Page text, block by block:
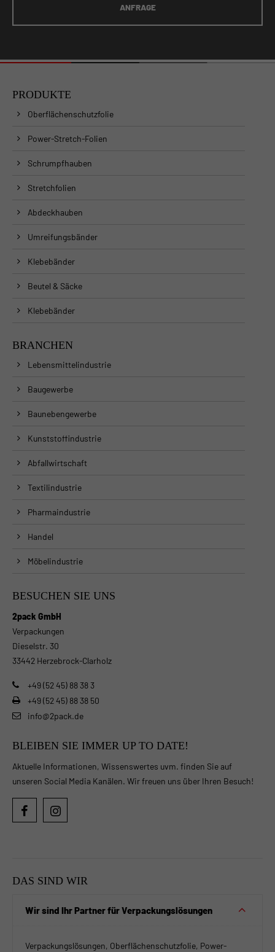
ANFRAGE
PRODUKTE
Oberflächenschutzfolie
Power-Stretch-Folien
Schrumpfhauben
Stretchfolien
Abdeckhauben
Umreifungsbänder
Klebebänder
Beutel & Säcke
Klebebänder
BRANCHEN
Lebensmittelindustrie
Baugewerbe
Baunebengewerbe
Kunststoffindustrie
Abfallwirtschaft
Textilindustrie
Pharmaindustrie
Handel
Möbelindustrie
BESUCHEN SIE UNS
2pack GmbH
Verpackungen
Dieselstr. 30
33442 Herzebrock-Clarholz
+49 (52 45) 88 38 3
+49 (52 45) 88 38 50
info@2pack.de
BLEIBEN SIE IMMER UP TO DATE!
Aktuelle Informationen, Wissenswertes uvm. finden Sie auf
unseren Social Media Kanälen. Wir freuen uns über Ihren Besuch!
DAS SIND WIR
Wir sind Ihr Partner für Verpackungslösungen
Verpackungslösungen, Oberflächenschutzfolie, Power-